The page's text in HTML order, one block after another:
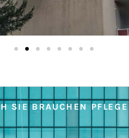
SIE BRAUCHEN PFLEGE